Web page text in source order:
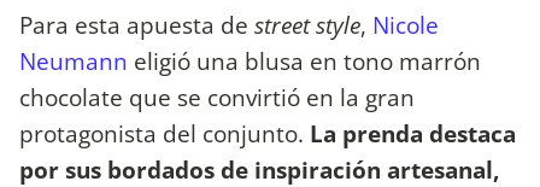
Para esta apuesta de street style, Nicole
Neumann eligió una blusa en tono marrón
chocolate que se convirtió en la gran
protagonista del conjunto. La prenda destaca
por sus bordados de inspiración artesanal,